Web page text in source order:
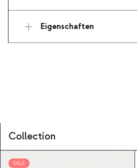
Eigenschaften
Collection
SALE